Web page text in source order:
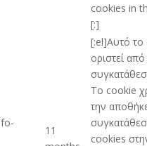
cookies in
[:]
11
[:el]Αυτό το
οριστεί
Το cookie
την
cookies